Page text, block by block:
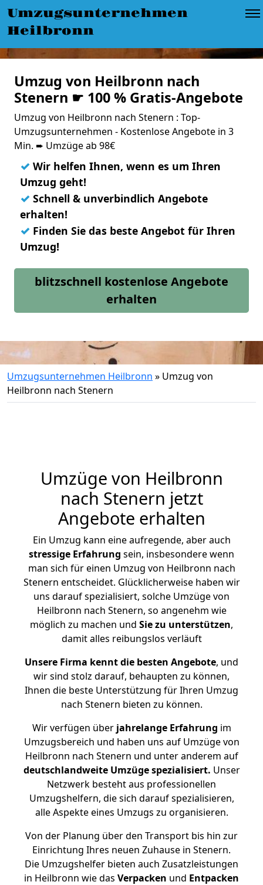
Umzugsunternehmen
Heilbronn
Umzug von Heilbronn nach
Stenern ☛ 100 % Gratis-Angebote
Umzug von Heilbronn nach Stenern : Top-
Umzugsunternehmen - Kostenlose Angebote in 3
Min. ➨ Umzüge ab 98€
✓ Wir helfen Ihnen, wenn es um Ihren
Umzug geht!
✓ Schnell & unverbindlich Angebote
erhalten!
✓ Finden Sie das beste Angebot für Ihren
Umzug!
blitzschnell kostenlose Angebote
erhalten
Umzugsunternehmen Heilbronn » Umzug von
Heilbronn nach Stenern
Umzüge von Heilbronn
nach Stenern jetzt
Angebote erhalten
Ein Umzug kann eine aufregende, aber auch
stressige Erfahrung sein, insbesondere wenn
man sich für einen Umzug von Heilbronn nach
Stenern entscheidet. Glücklicherweise haben wir
uns darauf spezialisiert, solche Umzüge von
Heilbronn nach Stenern, so angenehm wie
möglich zu machen und Sie zu unterstützen,
damit alles reibungslos verläuft
Unsere Firma kennt die besten Angebote, und
wir sind stolz darauf, behaupten zu können,
Ihnen die beste Unterstützung für Ihren Umzug
nach Stenern bieten zu können.
Wir verfügen überjahrelange Erfahrung im
Umzugsbereich und haben uns auf Umzüge von
Heilbronn nach Stenern und unter anderem auf
deutschlandweite Umzüge spezialisiert. Unser
Netzwerk besteht aus professionellen
Umzugshelfern, die sich darauf spezialisieren,
alle Aspekte eines Umzugs zu organisieren.
Von der Planung über den Transport bis hin zur
Einrichtung Ihres neuen Zuhause in Stenern.
Die Umzugshelfer bieten auch Zusatzleistungen
in Heilbronn wie das Verpacken und Entpacken